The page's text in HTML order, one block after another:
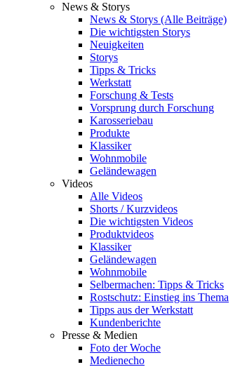
News & Storys
News & Storys (Alle Beiträge)
Die wichtigsten Storys
Neuigkeiten
Storys
Tipps & Tricks
Werkstatt
Forschung & Tests
Vorsprung durch Forschung
Karosseriebau
Produkte
Klassiker
Wohnmobile
Geländewagen
Videos
Alle Videos
Shorts / Kurzvideos
Die wichtigsten Videos
Produktvideos
Klassiker
Geländewagen
Wohnmobile
Selbermachen: Tipps & Tricks
Rostschutz: Einstieg ins Thema
Tipps aus der Werkstatt
Kundenberichte
Presse & Medien
Foto der Woche
Medienecho